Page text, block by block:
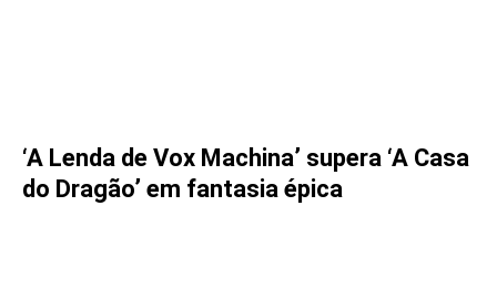
‘A Lenda de Vox Machina’ supera ‘A Casa
do Dragão’ em fantasia épica